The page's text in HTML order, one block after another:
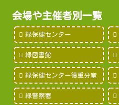
会場や主催者別一覧
緑保健センター
緑図書館
緑保健センター徳重分室
緑警察署